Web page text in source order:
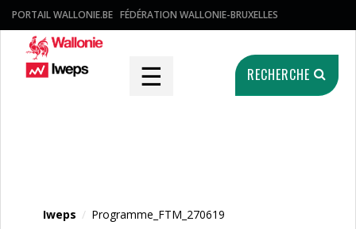
PORTAIL WALLONIE.BE FÉDÉRATION WALLONIE-BRUXELLES
☰ RECHERCHE
Iweps / Programme_FTM_270619